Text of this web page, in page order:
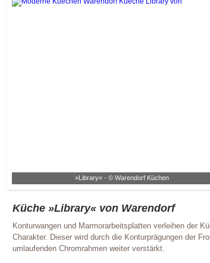
»Library« - © Warendorf Küchen
Küche »Library« von Warendorf
Konturwangen und Marmorarbeitsplatten verleihen der
Charakter. Dieser wird durch die Konturprägungen der
umlaufenden Chromrahmen weiter verstärkt.